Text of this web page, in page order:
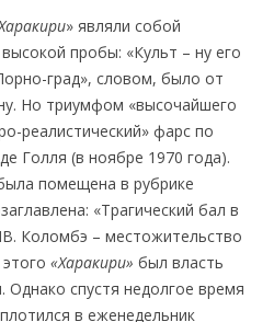
» являли собой
пробы: «Культ – ну его
град», словом, было от
Но триумфом «высочайшего
реалистический» фарс по
Голля (в ноябре 1970 года).
помещена в рубрике
«Трагический бал в
Коломбэ – местожительство
«Харакири» был власть
спустя недолгое время
в еженедельник